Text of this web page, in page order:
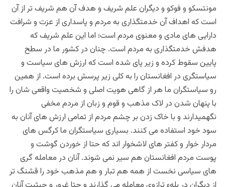
مونتسکو و فوکو و دیگران علم شریف و هدف آن هم شریف تر از آن
است که اهداف آن خدمتگذاری به مردم و پاسداری از عزت و شرافت
دارایی های مادی و معنوی مردم است؛ اما این علم شریف که
هدفش خدمتگذاری به مردم است. چنان در کشور ما در سطح
پایین سقوط کرده و زیر پای شده است که ارزش های سیاست و
سیاستگری در افغانستان را به کلی زیر پرسش برده است. از همین
رو سیاستگران ما هر از گاهی هویت اصلی و شخصیت واقعی شان را
با پنهان شدن در لاک مذهب و قوم و زبان از مردم مخفی
نگهمیدارند و با خاک زدن بر چشم مردم از تمامی ارزش های آنان به
سود خود استفاده می کنند. بسیاری سیاستگران ما کرگس های
مردار خوار و کفتر های لاشخوار اند که حتا از خوردن گوشت و
پوست مردم افغانستان هم سیر نمی شوند. آنان در معامله گری
های سیاسی نخست از همه هم تبار و هم مذهب خود را قشنگ تر